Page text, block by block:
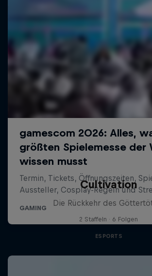
Cultivation
Die Rückkehr des
2 Staffeln · 6 Folgen
ESPORTS